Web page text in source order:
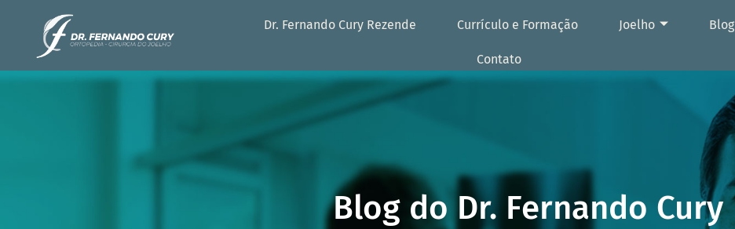
Dr. Fernando Cury Rezende Currículo e Formação Joelho Blog
Contato
Blog do Dr. Fernando Cury